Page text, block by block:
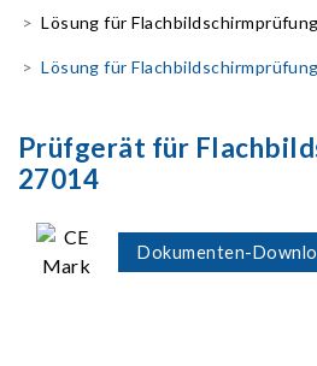
Lösung für
Lösung für Flachbildschirmprüfung
Prüfgerät für
27014
Dokumenten-